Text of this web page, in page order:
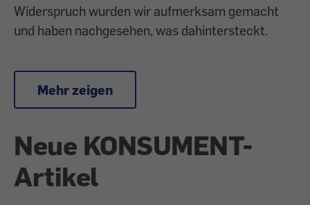
Widerspruch wurden wir aufmerksam gemacht
und haben nachgesehen, was dahintersteckt.
Mehr zeigen
Neue KONSUMENT-
Artikel